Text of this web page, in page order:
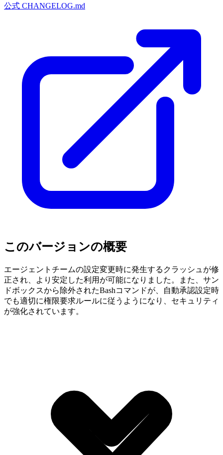
公式 CHANGELOG.md
このバージョンの概要
エージェントチームの設定変更時に発生するクラッシュが修
正され、より安定した利用が可能になりました。また、サン
ドボックスから除外されたBashコマンドが、自動承認設定時
でも適切に権限要求ルールに従うようになり、セキュリティ
が強化されています。